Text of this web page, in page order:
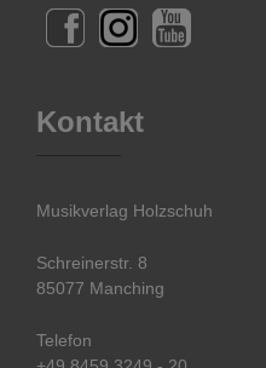
Kontakt
Musikverlag Holzschuh
Schreinerstr. 8
85077 Manching
Telefon